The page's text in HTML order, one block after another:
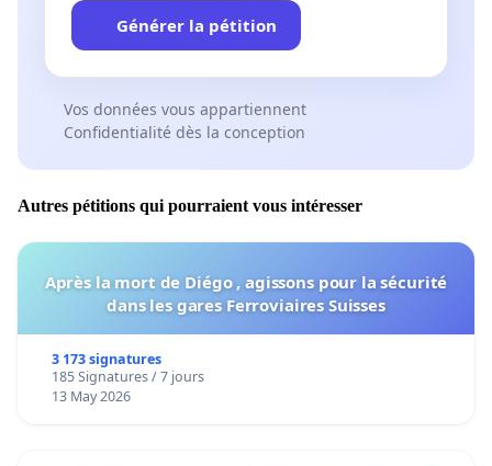
Générer la pétition
Vos données vous appartiennent
Confidentialité dès la conception
Autres pétitions qui pourraient vous intéresser
Après la mort de Diégo , agissons pour la sécurité
dans les gares Ferroviaires Suisses
3 173 signatures
185 Signatures / 7 jours
13 May 2026